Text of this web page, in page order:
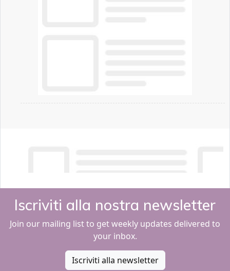
Iscriviti alla nostra newsletter
Join our mailing list to get weekly updates delivered to
your inbox.
Iscriviti alla newsletter